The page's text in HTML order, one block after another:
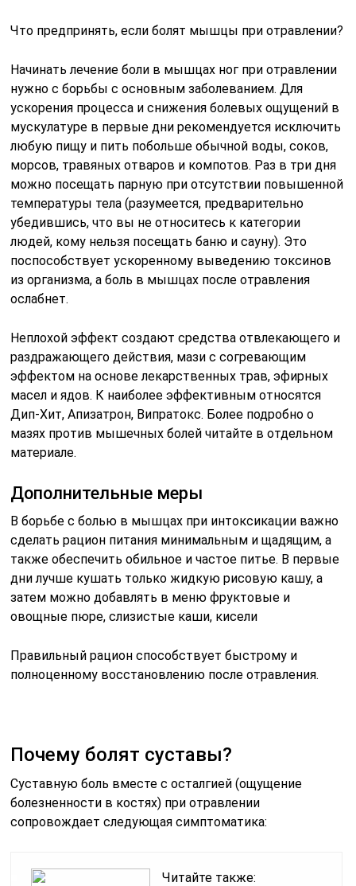
Что предпринять, если болят мышцы при отравлении?
Начинать лечение боли в мышцах ног при отравлении
нужно с борьбы с основным заболеванием. Для
ускорения процесса и снижения болевых ощущений в
мускулатуре в первые дни рекомендуется исключить
любую пищу и пить побольше обычной воды, соков,
морсов, травяных отваров и компотов. Раз в три дня
можно посещать парную при отсутствии повышенной
температуры тела (разумеется, предварительно
убедившись, что вы не относитесь к категории
людей, кому нельзя посещать баню и сауну). Это
поспособствует ускоренному выведению токсинов
из организма, а боль в мышцах после отравления
ослабнет.
Неплохой эффект создают средства отвлекающего и
раздражающего действия, мази с согревающим
эффектом на основе лекарственных трав, эфирных
масел и ядов. К наиболее эффективным относятся
Дип-Хит, Апизатрон, Випратокс. Более подробно о
мазях против мышечных болей читайте в отдельном
материале.
Дополнительные меры
В борьбе с болью в мышцах при интоксикации важно
сделать рацион питания минимальным и щадящим, а
также обеспечить обильное и частое питье. В первые
дни лучше кушать только жидкую рисовую кашу, а
затем можно добавлять в меню фруктовые и
овощные пюре, слизистые каши, кисели
Правильный рацион способствует быстрому и
полноценному восстановлению после отравления.
Почему болят суставы?
Суставную боль вместе с осталгией (ощущение
болезненности в костях) при отравлении
сопровождает следующая симптоматика:
Читайте также: